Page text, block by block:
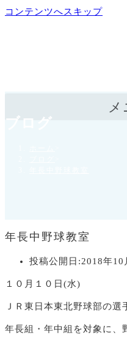
コンテンツへスキップ
ブログ
年長中野球教室
投稿公開日:2018年10
１０月１０日(水)
ＪＲ東日本東北野球部の選
年長組・年中組を対象に、